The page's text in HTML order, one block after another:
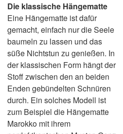
Die klassische Hängematte
Eine Hängematte ist dafür
gemacht, einfach nur die Seele
baumeln zu lassen und das
süße Nichtstun zu genießen. In
der klassischen Form hängt der
Stoff zwischen den an beiden
Enden gebündelten Schnüren
durch. Ein solches Modell ist
zum Beispiel die Hängematte
Marokko mit ihrem